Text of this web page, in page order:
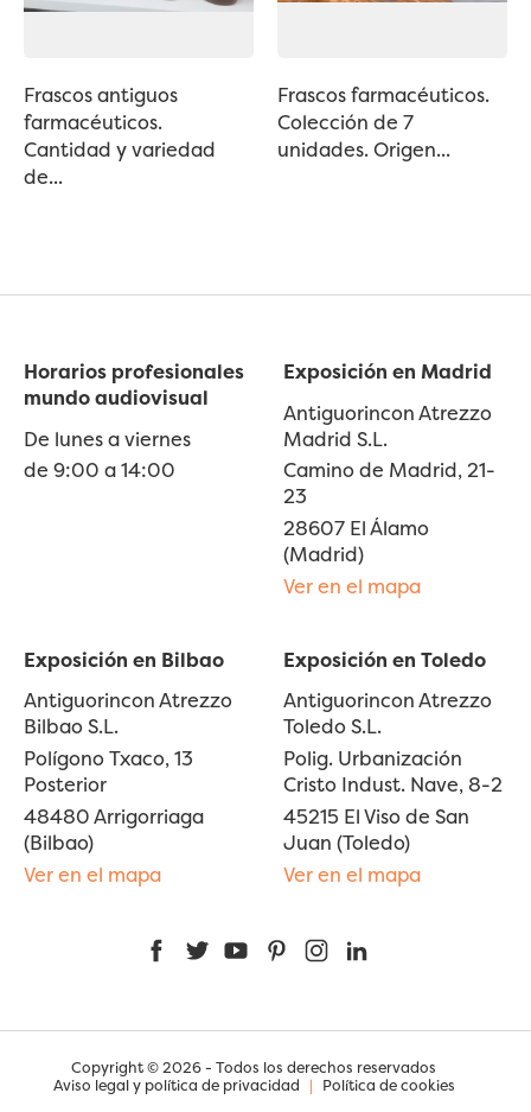
Frascos antiguos
farmacéuticos.
Cantidad y variedad
de...
Frascos farmacéuticos.
Colección de 7
unidades. Origen...
Horarios profesionales
mundo audiovisual
De lunes a viernes
de 9:00 a 14:00
Exposición en Madrid
Antiguorincon Atrezzo
Madrid S.L.
Camino de Madrid, 21-
23
28607 El Álamo
(Madrid)
Ver en el mapa
Exposición en Bilbao
Antiguorincon Atrezzo
Bilbao S.L.
Polígono Txaco, 13
Posterior
48480 Arrigorriaga
(Bilbao)
Ver en el mapa
Exposición en Toledo
Antiguorincon Atrezzo
Toledo S.L.
Polig. Urbanización
Cristo Indust. Nave, 8-2
45215 El Viso de San
Juan (Toledo)
Ver en el mapa
FacebookTwitterYouTubePinterestInstagram
Copyright © 2026 - Todos los derechos reservados
Aviso legal y política de privacidad | Política de cookies